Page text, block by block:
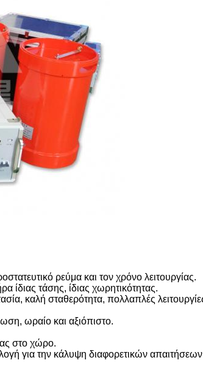
ρεύμα και τον χρόνο λειτουργίας.
ίδιας τάσης, ίδιας χωρητικότητας.
καλή σταθερότητα, πολλαπλές
ωραίο και αξιόπιστο.
στο χώρο.
για την κάλυψη διαφορετικών απαιτήσεων